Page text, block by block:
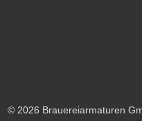
© 2026 Brauereiarmaturen